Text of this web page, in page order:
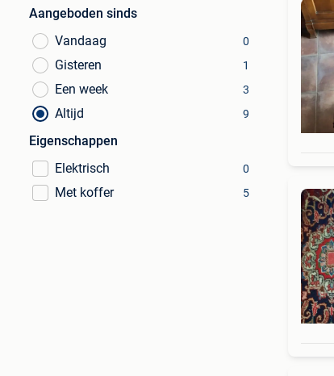
Aangeboden sinds
Vandaag
0
Gisteren 1
Een week 3
Altijd 9
Eigenschappen
Elektrisch
0
Met koffer 5